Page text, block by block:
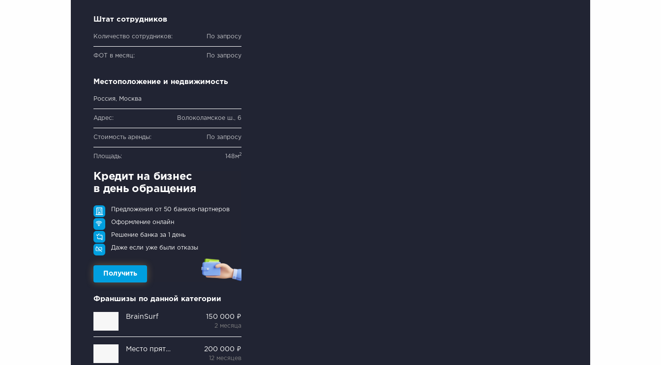
Штат сотрудников
Количество сотрудников: По запросу
ФОТ в месяц: По запросу
Местоположение и недвижимость
Россия, Москва
Адрес: Волоколамское ш., 6
Стоимость аренды: По запросу
Площадь: 148м2
Кредит на бизнес
в день обращения
Предложения от 50 банков-партнеров
Оформление онлайн
Решение банка за 1 день
Даже если уже были отказы
Получить
Франшизы по данной категории
BrainSurf 150 000 ₽
2 месяца
Место пряток 200 000 ₽
12 месяцев